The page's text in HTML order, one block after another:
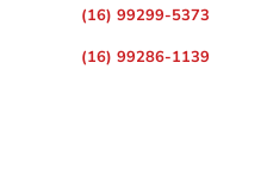
(16) 99299-5373
(16) 99286-1139